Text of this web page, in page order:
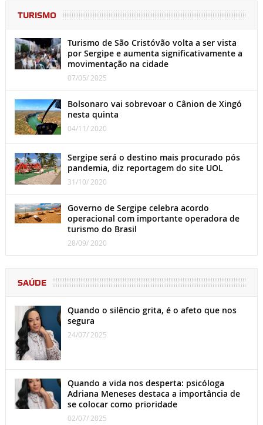
TURISMO
Turismo de São Cristóvão volta a ser vista
por Sergipe e aumenta significativamente a
movimentação na cidade
07/05/ 2025
Bolsonaro vai sobrevoar o Cânion de Xingó
nesta quinta
04/11/ 2020
Sergipe será o destino mais procurado pós
pandemia, diz reportagem do site UOL
31/10/ 2020
Governo de Sergipe celebra acordo
operacional com importante operadora de
turismo do Brasil
28/09/ 2020
SAÚDE
Quando o silêncio grita, é o afeto que nos
segura
24/07/ 2025
Quando a vida nos desperta: psicóloga
Adriana Meneses destaca a importância de
se colocar como prioridade
02/07/ 2025